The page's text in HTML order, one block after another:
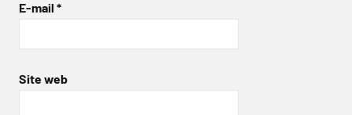
E-mail *
Site web